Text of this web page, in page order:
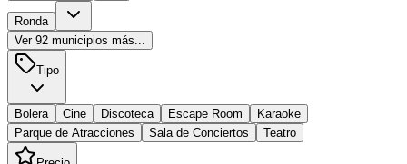
Ronda
Ver 92 municipios más...
Tipo
Bolera Cine Discoteca Escape Room
Karaoke
Parque de Atracciones
Sala de Conciertos Teatro